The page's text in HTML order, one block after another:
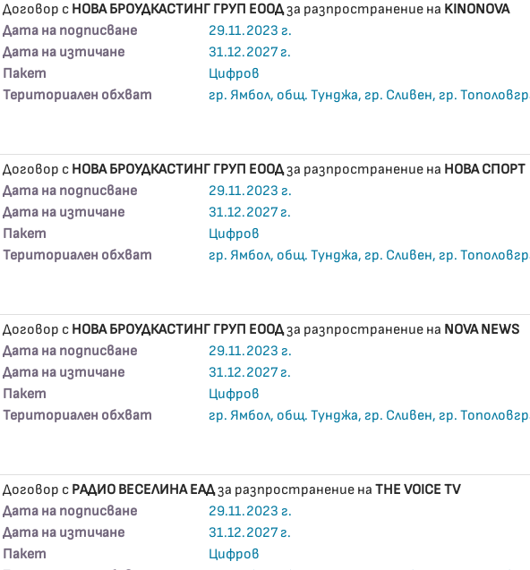
Договор с НОВА БРОУДКАСТИНГ ГРУП ЕООДза разпространение на KINONOVA
Дата на подписване
29.11.2023 г.
Дата на изтичане
31.12.2027 г.
Пакет
Цифров
Териториален обхват
гр. Ямбол, общ. Тунджа, гр. Сливен, гр.
Договор с НОВА БРОУДКАСТИНГ ГРУП ЕООДза разпространение на НОВА СПОРТ
Дата на подписване
29.11.2023 г.
Дата на изтичане
31.12.2027 г.
Пакет
Цифров
Териториален обхват
гр. Ямбол, общ. Тунджа, гр. Сливен, гр.
Договор с НОВА БРОУДКАСТИНГ ГРУП ЕООДза разпространение на NOVA NEWS
Дата на подписване
29.11.2023 г.
Дата на изтичане
31.12.2027 г.
Пакет
Цифров
Териториален обхват
гр. Ямбол, общ. Тунджа, гр. Сливен, гр.
Договор с РАДИО ВЕСЕЛИНА ЕАДза разпространение наTHE VOICE TV
Дата на подписване
29.11.2023 г.
Дата на изтичане
31.12.2027 г.
Пакет
Цифров